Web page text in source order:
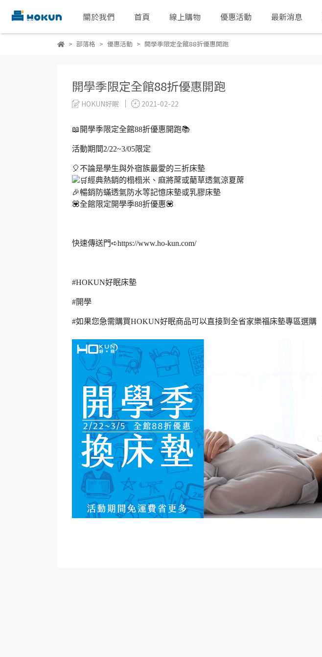
關於我們 首頁 線上購物 優惠活動 最新消息
部落格 優惠活動 開學季限定全館88折優惠開跑
開學季限定全館88折優惠開跑
HOKUN好眠 2021-02-22
📖開學季限定全館88折優惠開跑📚
活動期間2/22~3/05限定
🎈不論是學生與外宿族最愛的三折床墊
經典熱銷的榻榻米、麻將蓆或藺草透氣涼夏蓆
🎉暢銷防蟎透氣防水等記憶床墊或乳膠床墊
💟全館限定開學季88折優惠💟
快速傳送門➪https://www.ho-kun.com/
#HOKUN好眠床墊
#開學
#如果您急需購買HOKUN好眠商品可以直接到全省家樂福床墊專區選購